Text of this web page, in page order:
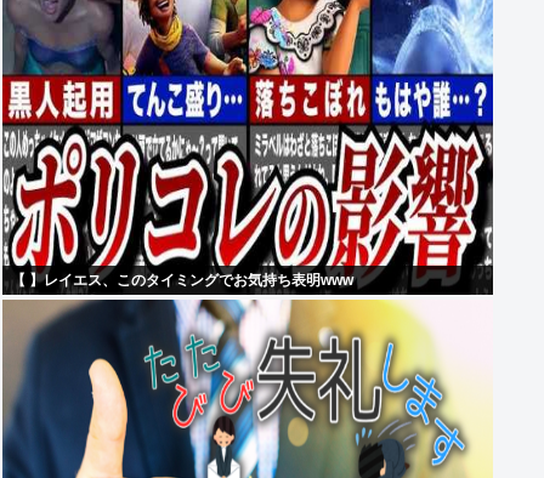
【 】レイエス、このタイミングでお気持ち表明www